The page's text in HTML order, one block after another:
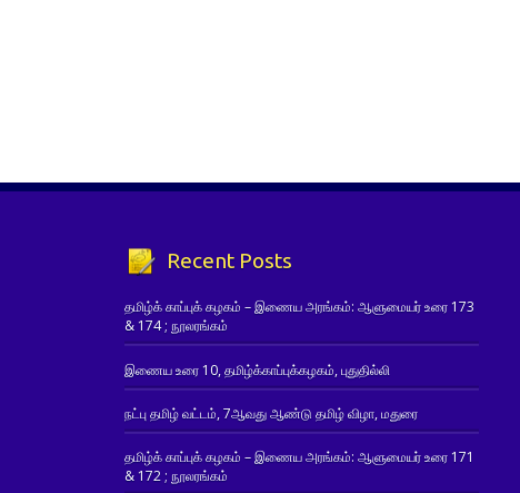
Recent Posts
தமிழ்க் காப்புக் கழகம் – இணைய அரங்கம்: ஆளுமையர் உரை 173
& 174 ; நூலரங்கம்
இணைய உரை 10, தமிழ்க்காப்புக்கழகம், புதுதில்லி
நட்பு தமிழ் வட்டம், 7ஆவது ஆண்டு தமிழ் விழா, மதுரை
தமிழ்க் காப்புக் கழகம் – இணைய அரங்கம்: ஆளுமையர் உரை 171
& 172 ; நூலரங்கம்